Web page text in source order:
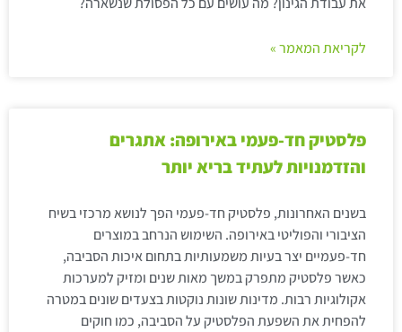
לקריאת המאמר »
פלסטיק חד-פעמי באירופה: אתגרים
והזדמנויות לעתיד בריא יותר
בשנים האחרונות, פלסטיק חד-פעמי הפך לנושא מרכזי בשיח
הציבורי והפוליטי באירופה. השימוש הנרחב במוצרים
חד-פעמיים יצר בעיות משמעותיות בתחום איכות הסביבה,
כאשר פלסטיק מתפרק במשך מאות שנים ומזיק למערכות
אקולוגיות רבות. מדינות שונות נוקטות בצעדים שונים במטרה
להפחית את השפעת הפלסטיק על הסביבה, כמו חוקים